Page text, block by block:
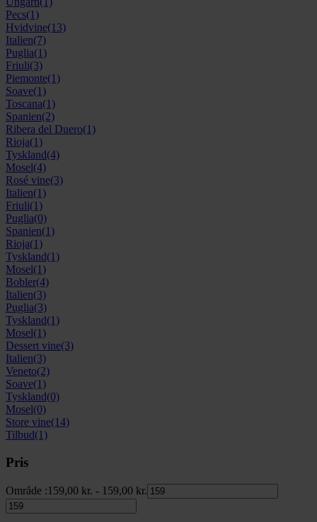
Pecs(1)
Hvidvine(13)
Italien(7)
Puglia(1)
Friuli(3)
Piemonte(1)
Soave(1)
Toscana(1)
Spanien(2)
Ribera del Duero(1)
Rioja(1)
Tyskland(4)
Mosel(4)
Rosé vine(3)
Italien(1)
Friuli(1)
Puglia(0)
Spanien(1)
Rioja(1)
Tyskland(1)
Mosel(1)
Bobler(4)
Italien(3)
Puglia(3)
Tyskland(1)
Mosel(1)
Dessert vine(3)
Italien(3)
Veneto(2)
Soave(1)
Tyskland(0)
Mosel(0)
Store vine(14)
Tilbud(1)
Pris
Område :159,00 kr. - 159,00 kr.